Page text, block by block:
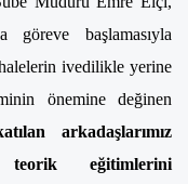
başlamasıyla
ivedilikle yerine
önemine değinen
arkadaşlarımız
eğitimlerini